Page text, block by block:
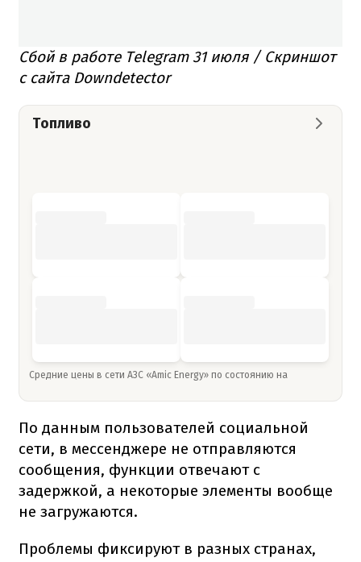
Сбой в работе Telegram 31 июля / Скриншот
с сайта Downdetector
Топливо
Средние цены в сети АЗС «Amic Energy» по состоянию на
По данным пользователей социальной
сети, в мессенджере не отправляются
сообщения, функции отвечают с
задержкой, а некоторые элементы вообще
не загружаются.
Проблемы фиксируют в разных странах,